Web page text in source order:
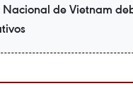
de Vietnam